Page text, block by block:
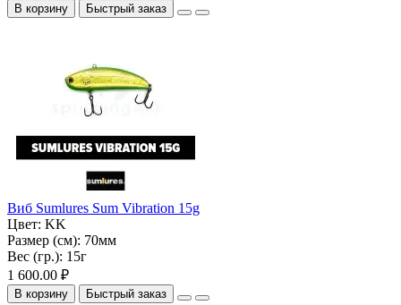
В корзину Быстрый заказ
Виб Sumlures Sum Vibration 15g
Цвет: KK
Размер (см): 70мм
Вес (гр.): 15г
1 600.00 ₽
В корзину Быстрый заказ